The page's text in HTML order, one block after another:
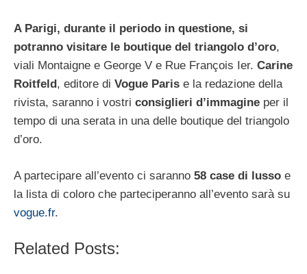
A Parigi, durante il periodo in questione, si
potranno visitare le boutique del triangolo d’oro,
viali Montaigne e George V e Rue François Ier. Carine
Roitfeld , editore di Vogue Paris e la redazione della
rivista, saranno i vostri consiglieri d’immagine per il
tempo di una serata in una delle boutique del triangolo
d’oro.
A partecipare all’evento ci saranno 58 case di lusso e
la lista di coloro che parteciperanno all’evento sarà su
vogue.fr.
Related Posts: